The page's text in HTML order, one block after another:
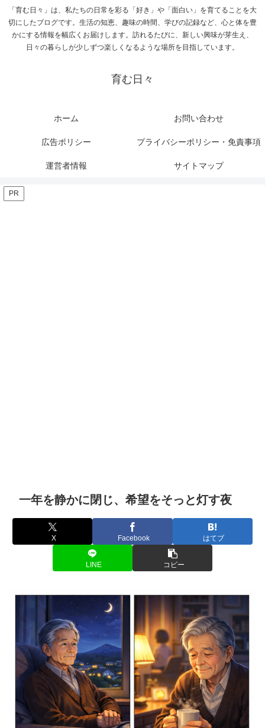
「育む日々」は、私たちの日常を彩る「好き」や「面白い」を育てることを大
切にしたブログです。生活の知恵、趣味の時間、学びの記録など、心と体を豊
かにする情報を幅広くお届けします。訪れるたびに、新しい興味が芽生え、
日々の暮らしが少しずつ楽しくなるような場所を目指しています。
育む日々
ホーム お問い合わせ
広告ポリシー プライバシーポリシー・免責事項
運営者情報 サイトマップ
PR
一年を静かに閉じ、希望をそっと灯す夜
X Facebook はてブ
LINE コピー